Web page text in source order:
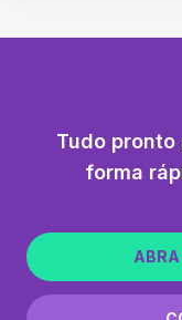
Tudo pronto
forma
ABRA